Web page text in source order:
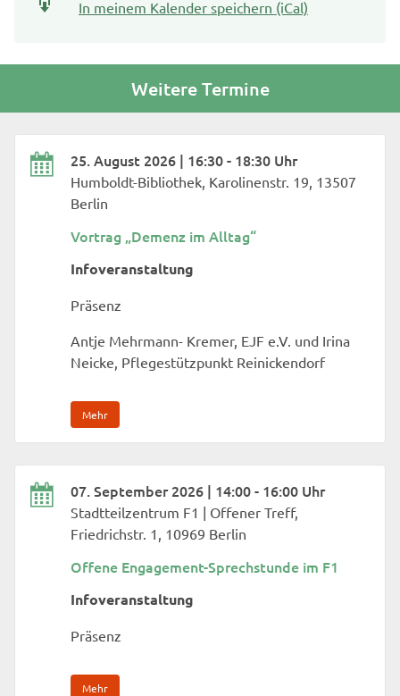
In meinem Kalender speichern (iCal)
Weitere Termine
25. August 2026 | 16:30 - 18:30 Uhr
Humboldt-Bibliothek, Karolinenstr. 19, 13507
Berlin
Vortrag „Demenz im Alltag“
Infoveranstaltung
Präsenz
Antje Mehrmann- Kremer, EJF e.V. und Irina
Neicke, Pflegestützpunkt Reinickendorf
Mehr
07. September 2026 | 14:00 - 16:00 Uhr
Stadtteilzentrum F1 | Offener Treff,
Friedrichstr. 1, 10969 Berlin
Offene Engagement-Sprechstunde im F1
Infoveranstaltung
Präsenz
Mehr